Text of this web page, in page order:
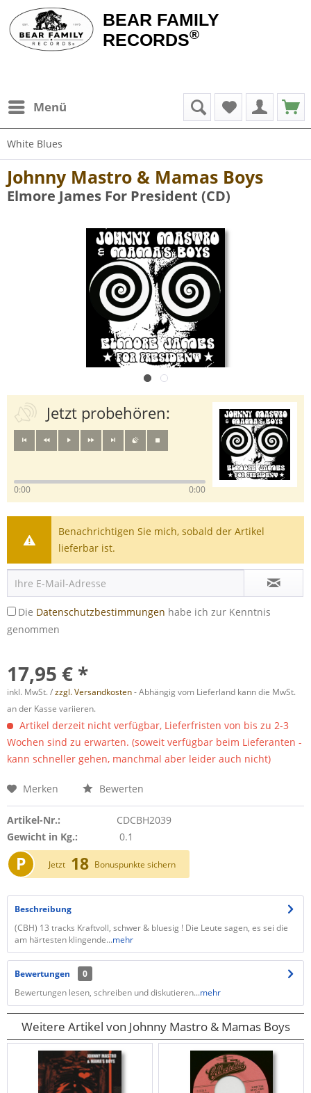
BEAR FAMILY
RECORDS®
Menü
White Blues
Johnny Mastro & Mamas Boys
Elmore James For President (CD)
Jetzt probehören:
0:00 0:00
Benachrichtigen Sie mich, sobald der Artikel
lieferbar ist.
Die Datenschutzbestimmungen habe ich zur Kenntnis
genommen
17,95 € *
inkl. MwSt. /zzgl. Versandkosten- Abhängig vom Lieferland kann die MwSt.
an der Kasse variieren.
Artikel derzeit nicht verfügbar, Lieferfristen von bis zu 2-3
Wochen sind zu erwarten. (soweit verfügbar beim Lieferanten -
kann schneller gehen, manchmal aber leider auch nicht)
Merken Bewerten
Artikel-Nr.:
CDCBH2039
Gewicht in Kg.:
0.1
P Jetzt 18 Bonuspunkte sichern
Beschreibung
(CBH) 13 tracks Kraftvoll, schwer & bluesig ! Die Leute sagen, es sei die
am härtesten klingende...mehr
Bewertungen
0
Bewertungen lesen, schreiben und diskutieren...mehr
Weitere Artikel von Johnny Mastro & Mamas Boys